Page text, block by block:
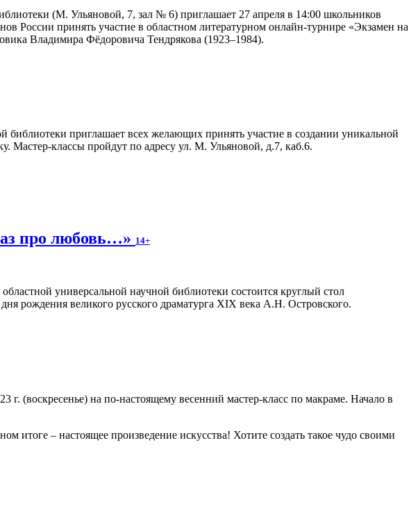
(М. Ульяновой, 7, зал № 6) приглашает 27 апреля в 14:00 школьников
России принять участие в областном литературном онлайн-турнире «Экзамен на
Владимира Фёдоровича Тендрякова (1923–1984).
приглашает всех желающих принять участие в создании уникальной
Мастер-классы пройдут по адресу ул. М. Ульяновой, д.7, каб.6.
про любовь…» 14+
универсальной научной библиотеки состоится круглый стол
рождения великого русского драматурга XIX века А.Н. Островского.
г. (воскресенье) на по-настоящему весенний мастер-класс по макраме. Начало в
итоге – настоящее произведение искусства! Хотите создать такое чудо своими